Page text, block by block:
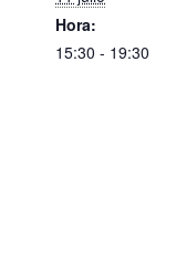
Hora:
15:30 - 19:30